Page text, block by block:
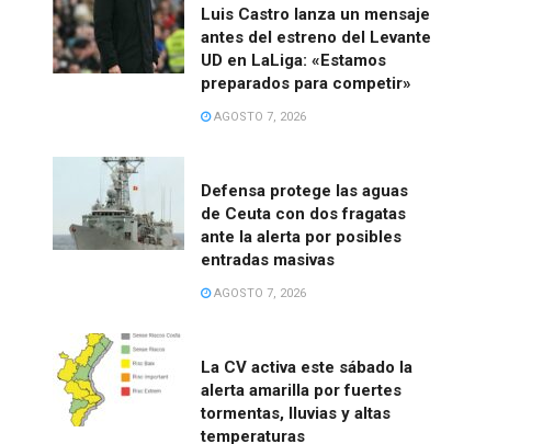
Luis Castro lanza un mensaje
antes del estreno del Levante
UD en LaLiga: «Estamos
preparados para competir»
AGOSTO 7, 2026
Defensa protege las aguas
de Ceuta con dos fragatas
ante la alerta por posibles
entradas masivas
AGOSTO 7, 2026
La CV activa este sábado la
alerta amarilla por fuertes
tormentas, lluvias y altas
temperaturas